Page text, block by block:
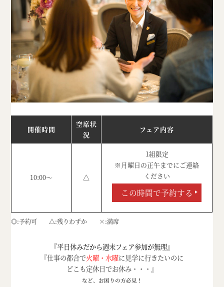
開催時間
空席状
況
フェア内容
10:00～ △
1組限定
※月曜日の正午までにご連絡
ください
この時間で予約する
◎ 予約可 △ 残りわずか × 満席
『平日休みだから週末フェア参加が無理』
『仕事の都合で火曜・水曜に見学に行きたいのに
どこも定休日でお休み・・・』
など、お困りの方必見！